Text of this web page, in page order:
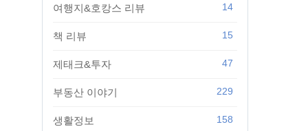
여행지&호캉스 리뷰 14
책 리뷰 15
제태크&투자 47
부동산 이야기 229
생활정보 158